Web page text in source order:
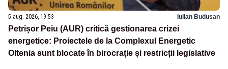
5 aug. 2026, 19:53 Iulian Budusan
Petrișor Peiu (AUR) critică gestionarea crizei
energetice: Proiectele de la Complexul Energetic
Oltenia sunt blocate în birocrație și restricții legislative